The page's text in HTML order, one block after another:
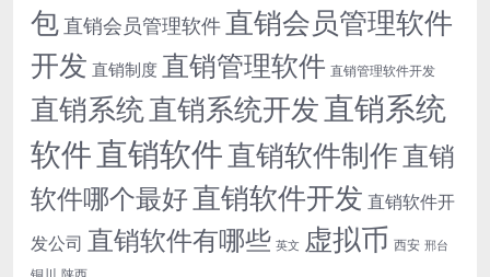
包 直销会员管理软件 直销会员管理软件
开发 直销制度 直销管理软件 直销管理软件开发
直销系统直销系统开发直销系统
软件直销软件直销软件制作直销
软件哪个最好直销软件开发 直销软件开
发公司 直销软件有哪些 英文 虚拟币 西安 邢台